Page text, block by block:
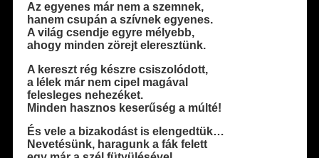
Az egyenes már nem a szemnek,
hanem csupán a szívnek egyenes.
A világ csendje egyre mélyebb,
ahogy minden zörejt eleresztünk.
A kereszt rég készre csiszolódott,
a lélek már nem cipel magával
felesleges nehezéket.
Minden hasznos keserűség a múlté!
És vele a bizakodást is elengedtük…
Nevetésünk, haragunk a fák felett